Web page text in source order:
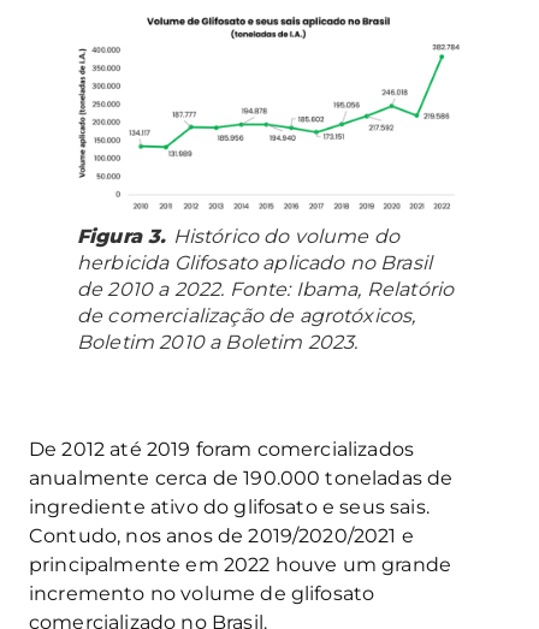
Figura 3. Histórico do volume do
herbicida Glifosato aplicado no Brasil
de 2010 a 2022. Fonte: Ibama, Relatório
de comercialização de agrotóxicos,
Boletim 2010 a Boletim 2023.
De 2012 até 2019 foram comercializados
anualmente cerca de 190.000 toneladas de
ingrediente ativo do glifosato e seus sais.
Contudo, nos anos de 2019/2020/2021 e
principalmente em 2022 houve um grande
incremento no volume de glifosato
comercializado no Brasil.